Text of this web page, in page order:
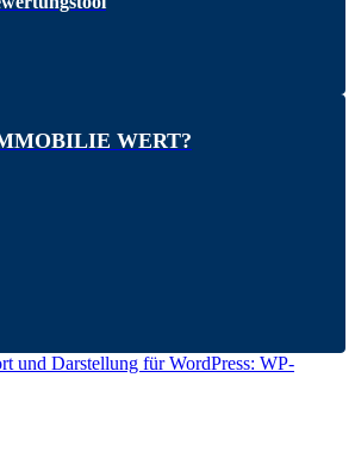
WERT?
und Darstellung für WordPress: WP-